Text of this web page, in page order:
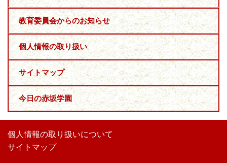
教育委員会からのお知らせ
個人情報の取り扱い
サイトマップ
今日の赤坂学園
個人情報の取り扱いについて
サイトマップ